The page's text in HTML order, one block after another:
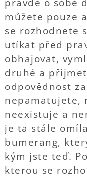
pravdě o sobě
můžete pouze
se rozhodnete
utíkat před
obhajovat,
druhé a
odpovědnost
nepamatujete,
neexistuje a
je ta stále
bumerang,
kým jste teď.
kterou se